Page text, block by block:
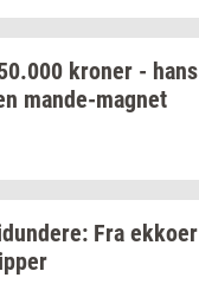
kro­ner - hans
mande-​magnet
Fra ek­ko­er